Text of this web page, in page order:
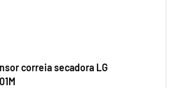
correia secadora LG